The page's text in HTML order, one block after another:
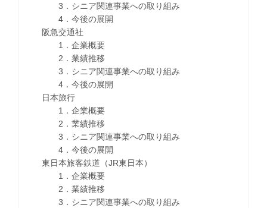
3．シニア関連事業への取り組み
4．今後の展開
阪急交通社
1．企業概要
2．業績推移
3．シニア関連事業への取り組み
4．今後の展開
日本旅行
1．企業概要
2．業績推移
3．シニア関連事業への取り組み
4．今後の展開
東日本旅客鉄道（JR東日本）
1．企業概要
2．業績推移
3．シニア関連事業への取り組み